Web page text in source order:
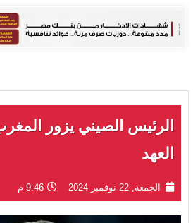
الرئيس الصيني يزور
العهد
الجمعة, 22 نوفمبر 2024 9:46 م